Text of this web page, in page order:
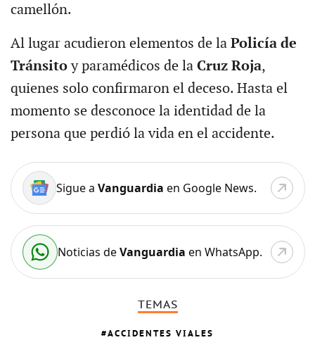
camellón.
Al lugar acudieron elementos de la Policía de
Tránsitoy paramédicos de la Cruz Roja,
quienes solo confirmaron el deceso. Hasta el
momento se desconoce la identidad de la
persona que perdió la vida en el accidente.
Sigue a Vanguardia en Google News.
Noticias deVanguardia en WhatsApp.
TEMAS
ACCIDENTES VIALES